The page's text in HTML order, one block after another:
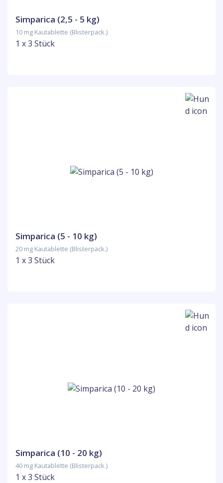
Simparica (2,5 - 5 kg)
10 mg Kautablette (Blisterpack.)
1 x 3 Stück
Simparica (5 - 10 kg)
20 mg Kautablette (Blisterpack.)
1 x 3 Stück
Simparica (10 - 20 kg)
40 mg Kautablette (Blisterpack.)
1 x 3 Stück